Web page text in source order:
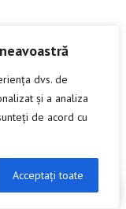
dvs. de
și a analiza
de acord cu
Acceptați toate